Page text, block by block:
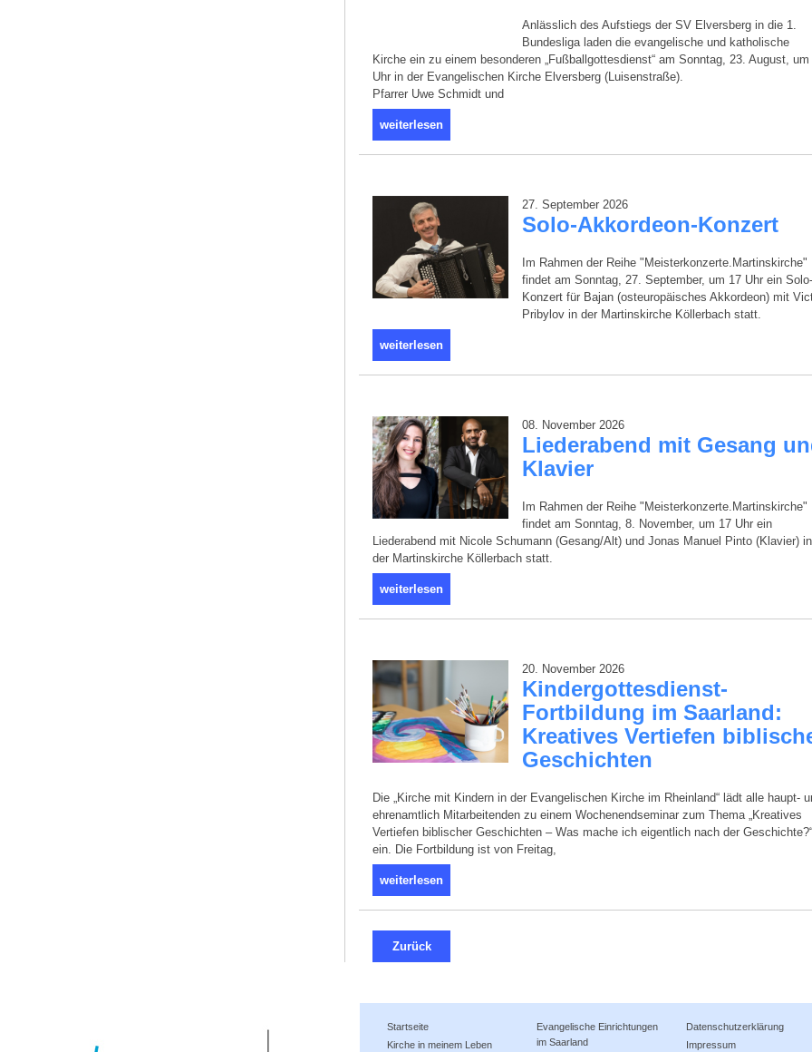
Anlässlich des Aufstiegs der SV Elversberg in die 1.
Bundesliga laden die evangelische und katholische
Kirche ein zu einem besonderen „Fußballgottesdienst“ am Sonntag, 23. August, um
Uhr in der Evangelischen Kirche Elversberg (Luisenstraße).
Pfarrer Uwe Schmidt und
weiterlesen
27. September 2026
Solo-Akkordeon-Konzert
Im Rahmen der Reihe "Meisterkonzerte.Martinskirche"
findet am Sonntag, 27. September, um 17 Uhr ein Solo-
Konzert für Bajan (osteuropäisches Akkordeon) mit
Pribylov in der Martinskirche Köllerbach statt.
weiterlesen
08. November 2026
Liederabend mit Gesang
Klavier
Im Rahmen der Reihe "Meisterkonzerte.Martinskirche"
findet am Sonntag, 8. November, um 17 Uhr ein
Liederabend mit Nicole Schumann (Gesang/Alt) und Jonas Manuel Pinto (Klavier) in
der Martinskirche Köllerbach statt.
weiterlesen
20. November 2026
Kindergottesdienst-
Fortbildung im Saarland:
Kreatives Vertiefen
Geschichten
Die „Kirche mit Kindern in der Evangelischen Kirche im Rheinland“ lädt alle haupt-
ehrenamtlich Mitarbeitenden zu einem Wochenendseminar zum Thema „Kreatives
Vertiefen biblischer Geschichten – Was mache ich eigentlich nach der Geschichte?“
ein. Die Fortbildung ist von Freitag,
weiterlesen
Zurück
Startseite
Kirche in meinem Leben
Evangelische Einrichtungen
im Saarland
Datenschutzerklärung
Impressum